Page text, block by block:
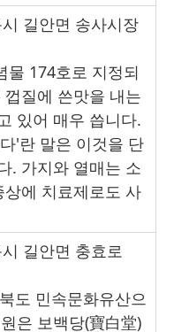
길안면 송사시장
물 174호로 지정되
질에 쓴맛을 내는
있어 매우 씁니다.
'란 말은 이것을 단
. 가지와 열매는 소
에 치료제로도 사
길안면 충효로
도 민속문화유산으
은 보백당(寶白堂)